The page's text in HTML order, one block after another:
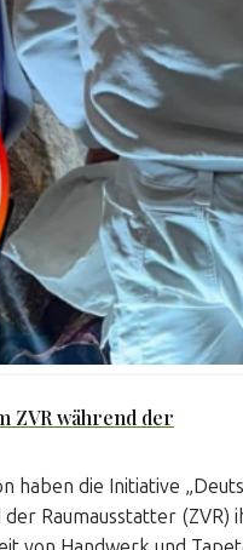
ZVR während der
haben die Initiative
Raumausstatter (ZVR)